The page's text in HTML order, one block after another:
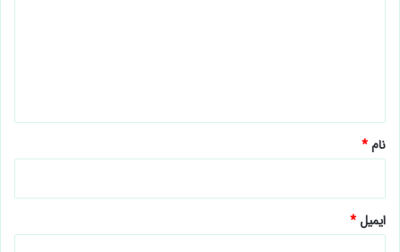
نام*
ایمیل*